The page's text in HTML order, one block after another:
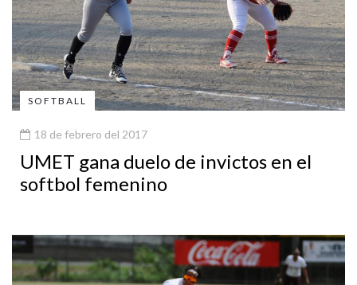
SOFTBALL
18 de febrero del 2017
UMET gana duelo de invictos en el
softbol femenino